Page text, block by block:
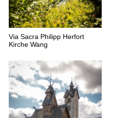
Via Sacra Philipp Herfort
Kirche Wang